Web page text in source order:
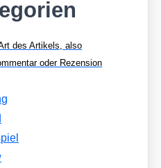
des Artikels, also
oder Rezension